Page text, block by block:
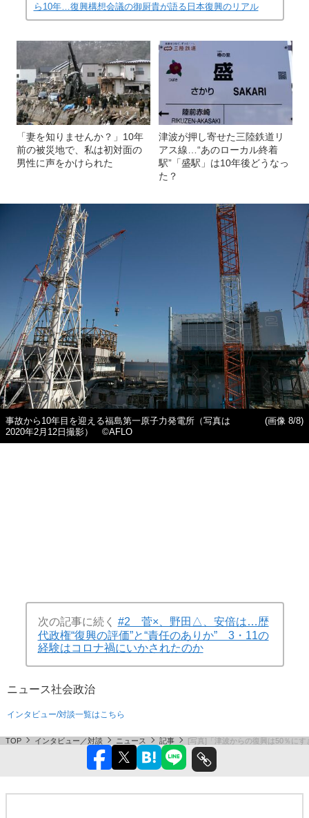
ら10年…復興構想会議の御厨貴が語る日本復興のリアル
「妻を知りませんか？」10年
前の被災地で、私は初対面の
男性に声をかけられた
津波が押し寄せた三陸鉄道リ
アス線…“あのローカル終着
駅”「盛駅」は10年後どうなっ
た？
事故から10年目を迎える福島第一原子力発電所（写真は
2020年2月12日撮影） ©AFLO
(画像 8/8)
次の記事に続く #2 菅×、野田△、安倍は…歴
代政権“復興の評価”と“責任のありか” 3・11の
経験はコロナ禍にいかされたのか
ニュース社会政治
インタビュー/対談一覧はこちら
TOP インタビュー／対談 ニュース 記事 [写真]「津波からの復興は50％に